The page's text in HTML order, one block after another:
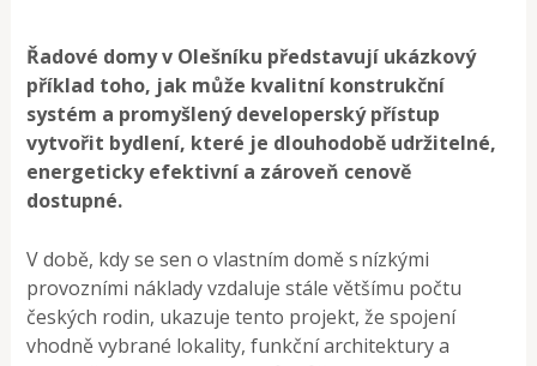
Řadové domy v Olešníku představují ukázkový
příklad toho, jak může kvalitní konstrukční
systém a promyšlený developerský přístup
vytvořit bydlení, které je dlouhodobě udržitelné,
energeticky efektivní a zároveň cenově
dostupné.
V době, kdy se sen o vlastním domě s nízkými
provozními náklady vzdaluje stále většímu počtu
českých rodin, ukazuje tento projekt, že spojení
vhodně vybrané lokality, funkční architektury a